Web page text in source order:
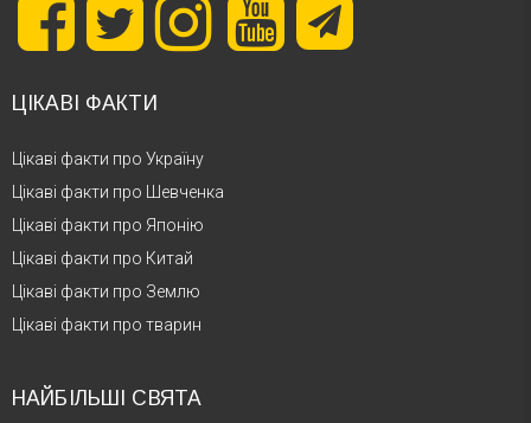
ЦІКАВІ ФАКТИ
Цікаві факти про Україну
Цікаві факти про Шевченка
Цікаві факти про Японію
Цікаві факти про Китай
Цікаві факти про Землю
Цікаві факти про тварин
НАЙБІЛЬШІ СВЯТА